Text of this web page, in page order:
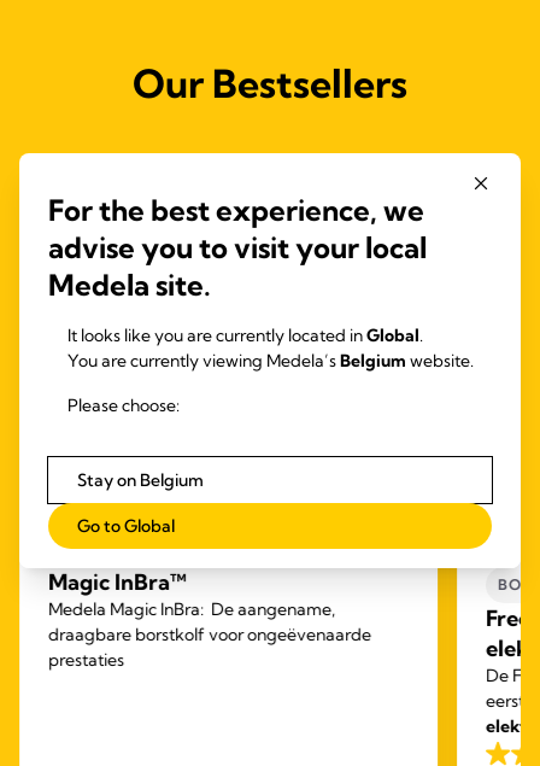
Our Bestsellers
INBRA ELEKTRISCHE BORSTKOLVEN
Magic InBra™
Medela Magic InBra: De aangename,
draagbare borstkolf voor ongeëvenaarde
prestaties
De
eerste
For the best experience, we
advise you to visit your local
Medela site.
It looks like you are currently located inGlobal.
You are currently viewing Medela’sBelgium website.
Please choose:
Stay on Belgium
Go to Global